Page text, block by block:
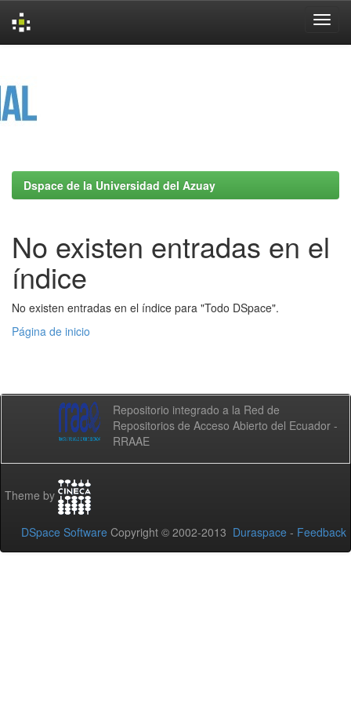
Dspace de la Universidad del Azuay
No existen entradas en el
índice
No existen entradas en el índice para "Todo DSpace".
Página de inicio
Repositorio integrado a la Red de
Repositorios de Acceso Abierto del Ecuador -
RRAAE
Theme by
DSpace Software Copyright © 2002-2013 Duraspace - Feedback